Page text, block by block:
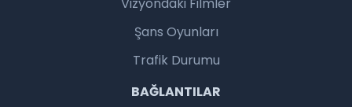
Vizyondaki Filmler
Şans Oyunları
Trafik Durumu
BAĞLANTILAR